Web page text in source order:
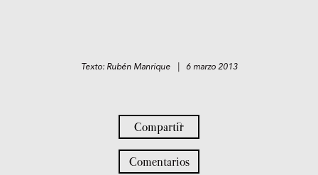
Texto: Rubén Manrique | 6 marzo 2013
Compartir
Comentarios